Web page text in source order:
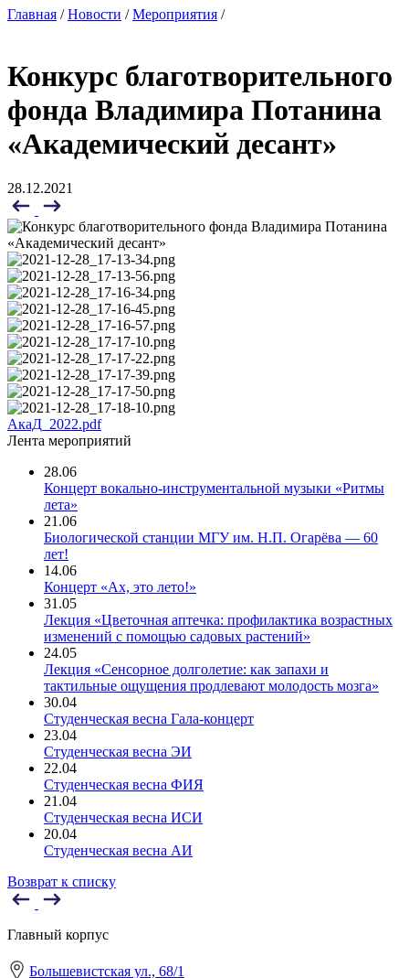
Главная /Новости /Мероприятия /
Конкурс благотворительного
фонда Владимира Потанина
«Академический десант»
28.12.2021
АкаД_2022.pdf
Лента мероприятий
28.06
Концерт вокально-инструментальной музыки «Ритмы
лета»
21.06
Биологической станции МГУ им. Н.П. Огарёва — 60
лет!
14.06
Концерт «Ах, это лето!»
31.05
Лекция «Цветочная аптечка: профилактика возрастных
изменений с помощью садовых растений»
24.05
Лекция «Сенсорное долголетие: как запахи и
тактильные ощущения продлевают молодость мозга»
30.04
Студенческая весна Гала-концерт
23.04
Студенческая весна ЭИ
22.04
Студенческая весна ФИЯ
21.04
Студенческая весна ИСИ
20.04
Студенческая весна АИ
Возврат к списку
Главный корпус
Большевистская ул., 68/1